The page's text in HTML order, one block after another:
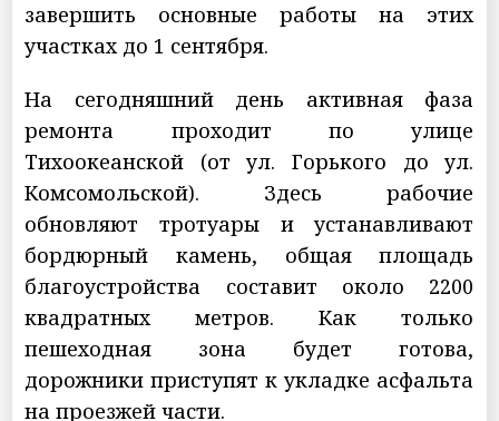
завершить основные работы на этих
участках до 1 сентября.
На сегодняшний день активная фаза
ремонта проходит по улице
Тихоокеанской (от ул. Горького до ул.
Комсомольской). Здесь рабочие
обновляют тротуары и устанавливают
бордюрный камень, общая площадь
благоустройства составит около 2200
квадратных метров. Как только
пешеходная зона будет готова,
дорожники приступят к укладке асфальта
на проезжей части.